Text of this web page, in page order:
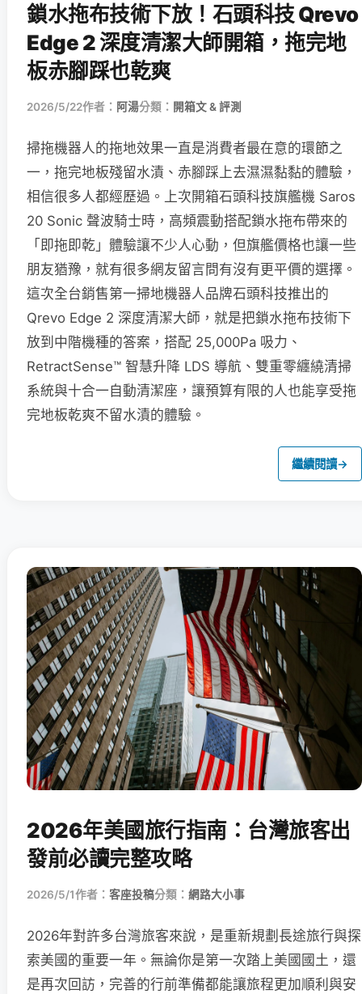
鎖水拖布技術下放！石頭科技 Qrevo
Edge 2 深度清潔大師開箱，拖完地
板赤腳踩也乾爽
2026/5/22作者： 阿湯分類： 開箱文 & 評測
掃拖機器人的拖地效果一直是消費者最在意的環節之
一，拖完地板殘留水漬、赤腳踩上去濕濕黏黏的體驗，
相信很多人都經歷過。上次開箱石頭科技旗艦機 Saros
20 Sonic 聲波騎士時，高頻震動搭配鎖水拖布帶來的
「即拖即乾」體驗讓不少人心動，但旗艦價格也讓一些
朋友猶豫，就有很多網友留言問有沒有更平價的選擇。
這次全台銷售第一掃地機器人品牌石頭科技推出的
Qrevo Edge 2 深度清潔大師，就是把鎖水拖布技術下
放到中階機種的答案，搭配 25,000Pa 吸力、
RetractSense™ 智慧升降 LDS 導航、雙重零纏繞清掃
系統與十合一自動清潔座，讓預算有限的人也能享受拖
完地板乾爽不留水漬的體驗。
繼續閱讀→
2026年美國旅行指南：台灣旅客出
發前必讀完整攻略
2026/5/1作者： 客座投稿分類： 網路大小事
2026年對許多台灣旅客來說，是重新規劃長途旅行與探
索美國的重要一年。無論你是第一次踏上美國國土，還
是再次回訪，完善的行前準備都能讓旅程更加順利與安